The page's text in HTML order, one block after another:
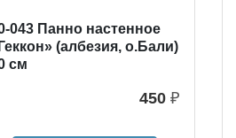
043 Панно настенное
(албезия, о.Бали)
см
450 ₽